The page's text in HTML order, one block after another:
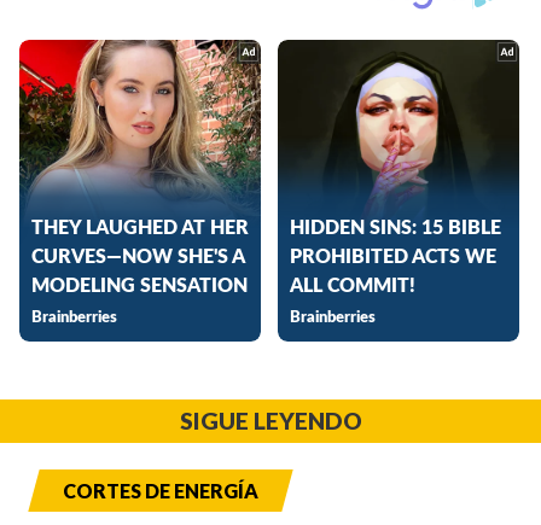
SIGUE LEYENDO
CORTES DE ENERGÍA